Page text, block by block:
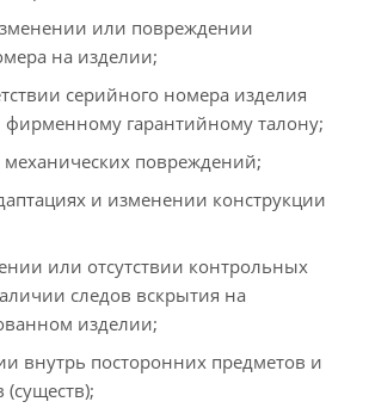
или повреждении
на изделии;
серийного номера изделия
фирменному гарантийному талону;
повреждений;
и изменении конструкции
или отсутствии контрольных
следов вскрытия на
изделии;
внутрь посторонних предметов и